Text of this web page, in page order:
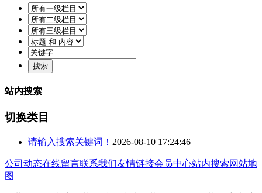
站内搜索
切换类目
请输入搜索关键词！ 2026-08-10 17:24:46
公司动态在线留言联系我们友情链接会员中心站内搜索网站地
图